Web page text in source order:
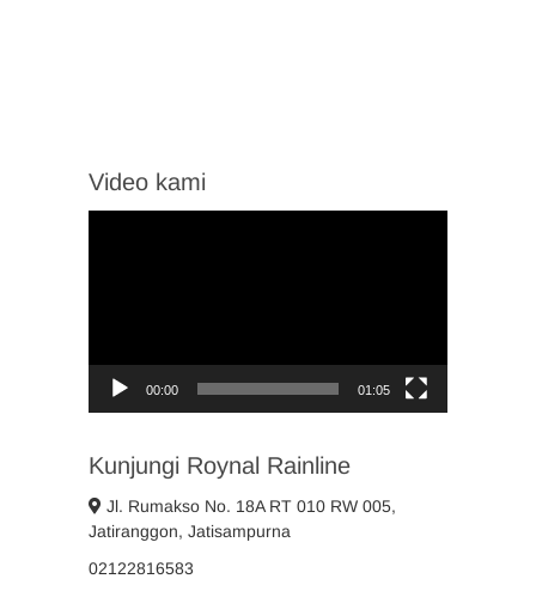
Video kami
00:00 01:05
Kunjungi Roynal Rainline
Jl. Rumakso No. 18A RT 010 RW 005,
Jatiranggon, Jatisampurna
02122816583